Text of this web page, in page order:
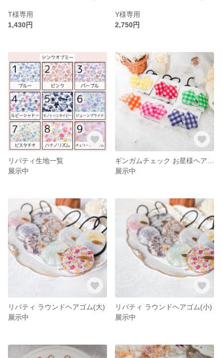
T様専用
1,430円
Y様専用
2,750円
リバティ生地一覧
展示中
展示中
リバティ ラウンドヘアゴム(大)
展示中
リバティ ラウンドヘアゴム(小)
展示中